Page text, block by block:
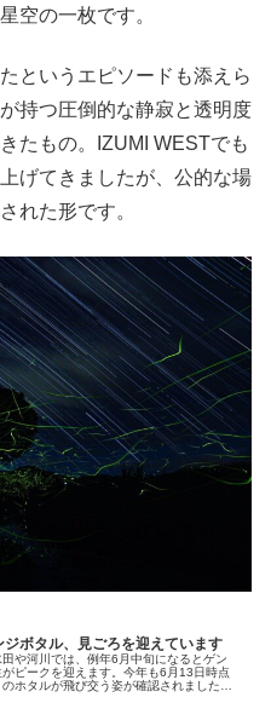
空の一枚です。
というエピソードも添えら
持つ圧倒的な静寂と透明度
たもの。IZUMI WESTでも
げてきましたが、公的な場
れた形です。
ジボタル、見ごろを迎えています
や河川では、例年6月中旬になるとゲン
ピークを迎えます。今年も6月13日時点
ホタルが飛び交う姿が確認されました。